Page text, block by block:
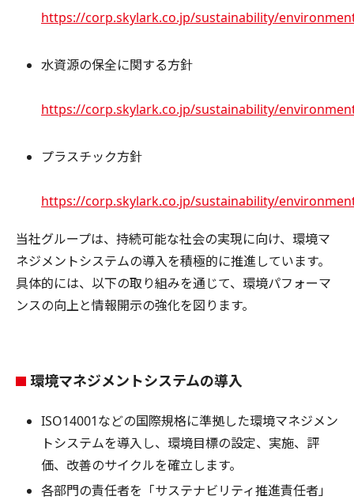
https://corp.skylark.co.jp/sustainability/
水資源の保全に関する方針
https://corp.skylark.co.jp/sustainability/
プラスチック方針
https://corp.skylark.co.jp/sustainability/
当社グループは、持続可能な社会の実現に向け、環境マ
ネジメントシステムの導入を積極的に推進しています。
具体的には、以下の取り組みを通じて、環境パフォーマ
ンスの向上と情報開示の強化を図ります。
環境マネジメントシステムの導入
ISO14001などの国際規格に準拠した環境マネジメン
トシステムを導入し、環境目標の設定、実施、評
価、改善のサイクルを確立します。
各部門の責任者を「サステナビリティ推進責任者」